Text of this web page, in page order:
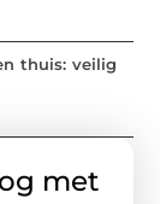
thuis: veilig
met